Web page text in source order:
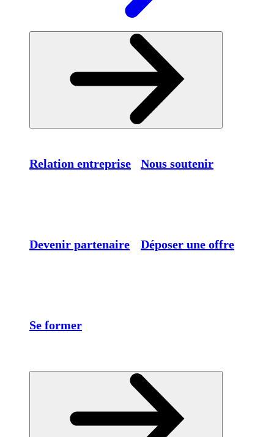
Relation entreprise Nous soutenir
Devenir partenaire Déposer une offre
Se former